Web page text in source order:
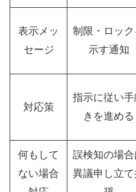
表示メッ
セージ
制限・ロック
示す通知
対応策
指示に従い
きを進める
何もして
ない場合
誤検知の場合
異議申し立て